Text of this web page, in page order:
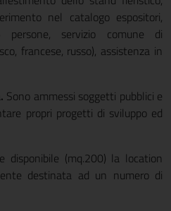
nel catalogo espositori,
persone, servizio comune di
francese, russo), assistenza in
Sono ammessi soggetti pubblici e
propri progetti di sviluppo ed
disponibile (mq.200) la location
destinata ad un numero di